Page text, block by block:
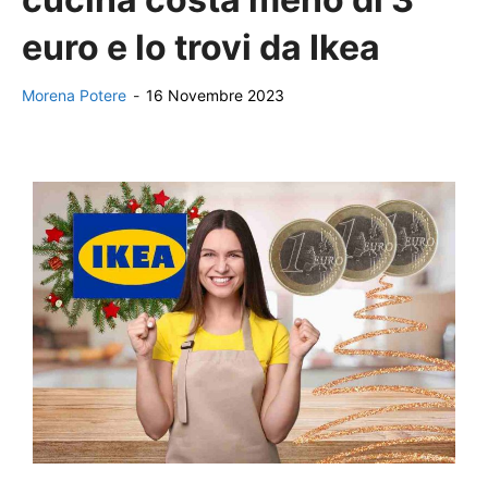
euro e lo trovi da Ikea
Morena Potere - 16 Novembre 2023